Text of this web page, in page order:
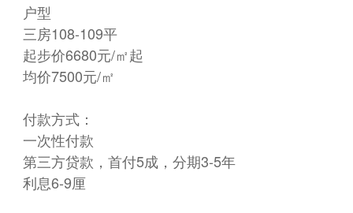
户型
三房108-109平
起步价6680元/㎡起
均价7500元/㎡
付款方式：
一次性付款
第三方贷款，首付5成，分期3-5年
利息6-9厘